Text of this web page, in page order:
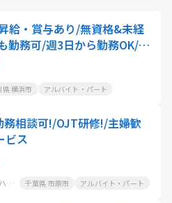
給・賞与あり/無資格&未経
勤務可/週3日から勤務OK/駅
横浜市 アルバイト・パート
相談可!/OJT研修!/主婦歓
ビス
株式会社カスケード東京 らいおんハートリハビリ温泉デイサービス五井 千葉県 市原市 アルバイト・パート